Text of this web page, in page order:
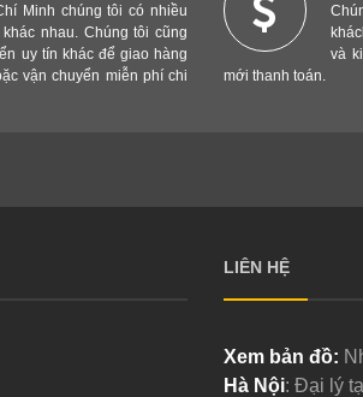
Minh chúng tôi có nhiều
nhau. Chúng tôi cũng
uy tín khác để giao hàng
vận chuyển miễn phí chi
và
mới thanh toán.
LIÊN HỆ
Xem bản đồ:
Hà Nội: Đại lý